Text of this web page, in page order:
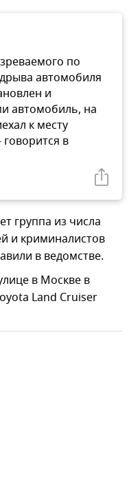
по
автомобиля
и
автомобиль, на
к месту
в
группа из числа
и криминалистов
в ведомстве.
в Москве в
Land Cruiser